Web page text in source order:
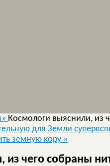
Космологи выяснили, из
для Земли
земную кору »
из чего собраны